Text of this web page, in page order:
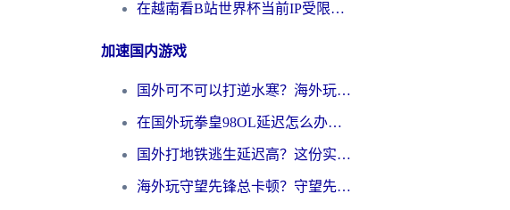
在越南看B站世界杯当前IP受限制？海外党体育观赛终极指南来了
加速国内游戏
国外可不可以打逆水寒？海外玩家国服畅玩终极指南（附漫威荒野乱斗加速方案）
在国外玩拳皇98OL延迟怎么办？海外党亲测有效的低延迟指南
国外打地铁逃生延迟高？这份实测有效的低延迟指南帮你吃鸡
海外玩守望先锋总卡顿？守望先锋游戏加速器在哪里买&避坑指南（附欧洲非洲游戏实测）